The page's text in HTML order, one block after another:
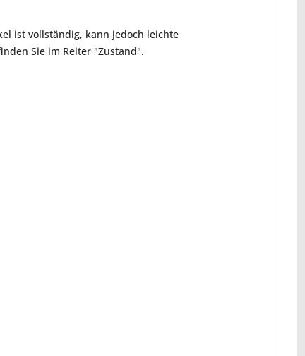
ist vollständig, kann jedoch leichte
Sie im Reiter "Zustand".